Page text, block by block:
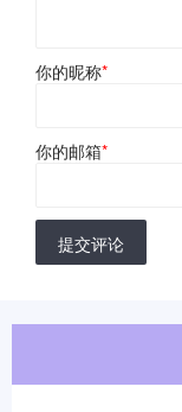
你的昵称*
你的邮箱*
提交评论